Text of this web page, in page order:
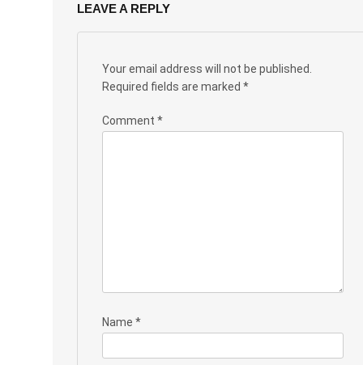
LEAVE A REPLY
Your email address will not be published.
Required fields are marked *
Comment *
Name *